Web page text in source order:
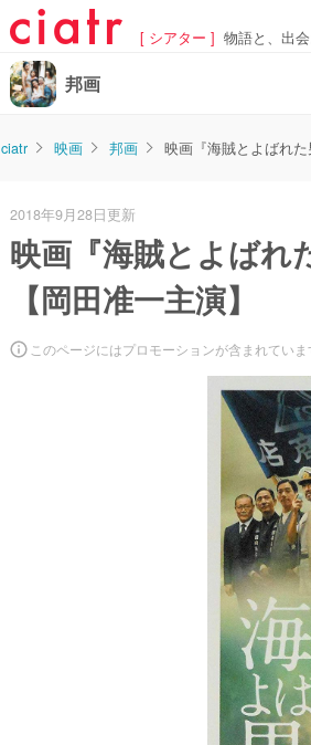
[ シアター ] 物語と、出会
邦画
ciatr 映画 邦画 映画『海賊とよばれ
2018年9月28日更新
映画『海賊とよばれ
【岡田准一主演】
このページにはプロモーションが含まれていま